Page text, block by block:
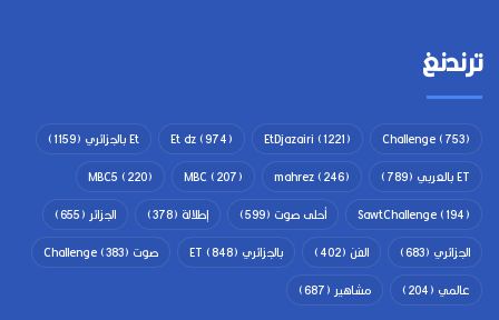
ترندنغ
Challenge(753)
EtDjazairi (1221)
Et dz(974) Et بالجزائري
(1159)
ET بالعربي
(789)
mahrez(246)
MBC(207)
MBC5 (220)
SawtChallenge(194) أحلى صوت (599) إطلالة (378) الجزائر (655)
الجزائري (683) الفن (402) بالجزائري ET (848) صوت Challenge (383)
عالمي (204) مشاهير (687)